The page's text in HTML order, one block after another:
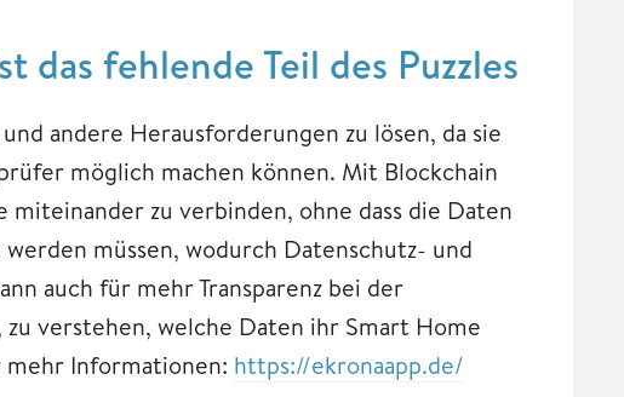
das fehlende Teil des Puzzles
andere Herausforderungen zu lösen, da sie
möglich machen können. Mit Blockchain
zu verbinden, ohne dass die Daten
müssen, wodurch Datenschutz- und
auch für mehr Transparenz bei der
verstehen, welche Daten ihr Smart Home
Informationen: https://ekronaapp.de/